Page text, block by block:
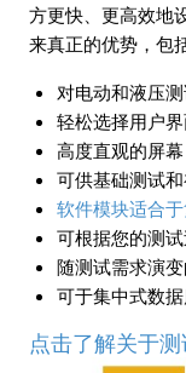
方更快、更高效地
来真正的优势，包
对电动和液压
轻松选择用户
高度直观的屏幕
可供基础测试
软件模块适合
可根据您的测
随测试需求演
可于集中式数
点击了解关于